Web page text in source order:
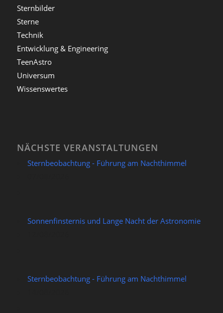
Sternbilder
Sterne
Technik
Entwicklung & Engineering
TeenAstro
Universum
Wissenswertes
NÄCHSTE VERANSTALTUNGEN
Sternbeobachtung - Führung am Nachthimmel
Sonnenfinsternis und Lange Nacht der Astronomie
Sternbeobachtung - Führung am Nachthimmel